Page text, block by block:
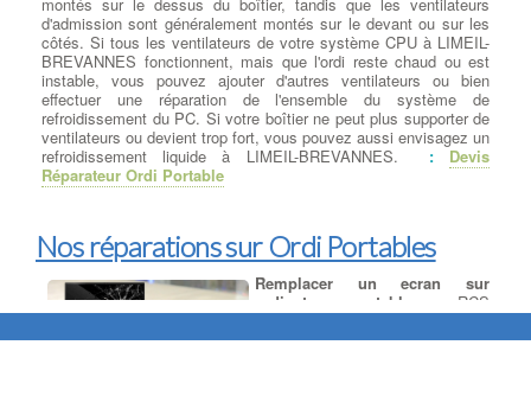
d'admission sont généralement montés sur le devant ou sur les
côtés. Si tous les ventilateurs de votre système CPU à LIMEIL-
BREVANNES fonctionnent, mais que l'ordi reste chaud ou est
instable, vous pouvez ajouter d'autres ventilateurs ou bien
effectuer une réparation de l'ensemble du système de
refroidissement du PC. Si votre boîtier ne peut plus supporter de
ventilateurs ou devient trop fort, vous pouvez aussi envisagez un
refroidissement liquide à LIMEIL-BREVANNES. : Devis
Réparateur Ordi Portable
Nos réparations sur Ordi Portables
Remplacer un ecran sur
ordinateur portable
: RCS
spécialiste des écrans de
remplacementLCD et LED pour :